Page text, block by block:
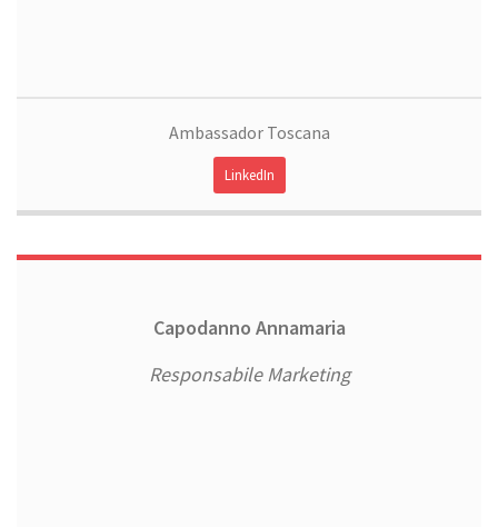
Ambassador Toscana
LinkedIn
Capodanno Annamaria
Responsabile Marketing